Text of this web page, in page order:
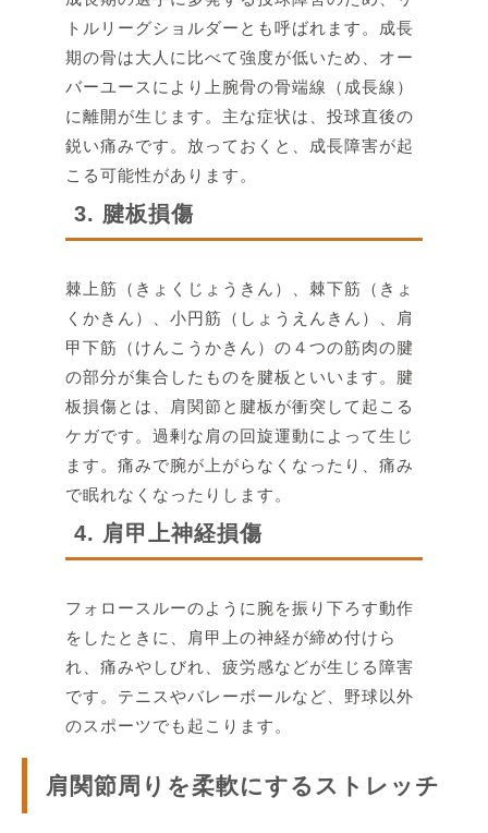
トルリーグショルダーとも呼ばれます。成長
期の骨は大人に比べて強度が低いため、オー
バーユースにより上腕骨の骨端線（成長線）
に離開が生じます。主な症状は、投球直後の
鋭い痛みです。放っておくと、成長障害が起
こる可能性があります。
3. 腱板損傷
棘上筋（きょくじょうきん）、棘下筋（きょ
くかきん）、小円筋（しょうえんきん）、肩
甲下筋（けんこうかきん）の４つの筋肉の腱
の部分が集合したものを腱板といいます。腱
板損傷とは、肩関節と腱板が衝突して起こる
ケガです。過剰な肩の回旋運動によって生じ
ます。痛みで腕が上がらなくなったり、痛み
で眠れなくなったりします。
4. 肩甲上神経損傷
フォロースルーのように腕を振り下ろす動作
をしたときに、肩甲上の神経が締め付けら
れ、痛みやしびれ、疲労感などが生じる障害
です。テニスやバレーボールなど、野球以外
のスポーツでも起こります。
肩関節周りを柔軟にするストレッチ